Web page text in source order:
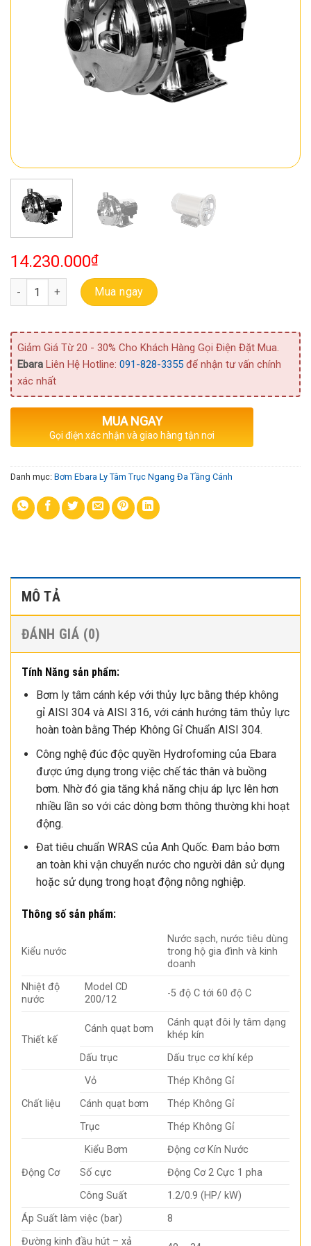
14.230.000₫
Bơm Ebara Ly Tâm Inox Trục Ngang CD 200/12 số lượng
Mua ngay
Giảm Giá Từ 20 - 30% Cho Khách Hàng Gọi Điện Đặt Mua.
Ebara Liên Hệ Hotline: 091-828-3355 để nhận tư vấn chính
xác nhất
MUA NGAY
Gọi điện xác nhận và giao hàng tận nơi
Danh mục: Bơm Ebara Ly Tâm Trục Ngang Đa Tầng Cánh
MÔ TẢ
ĐÁNH GIÁ (0)
Tính Năng sản phẩm:
Bơm ly tâm cánh kép với thủy lực bằng thép không
gỉ AISI 304 và AISI 316, với cánh hướng tâm thủy lực
hoàn toàn bằng Thép Không Gỉ Chuẩn AISI 304.
Công nghệ đúc độc quyền Hydrofoming của Ebara
được ứng dụng trong việc chế tác thân và buồng
bơm. Nhờ đó gia tăng khả năng chịu áp lực lên hơn
nhiều lần so với các dòng bơm thông thường khi hoạt
động.
Đat tiêu chuẩn WRAS của Anh Quốc. Đam bảo bơm
an toàn khi vận chuyển nước cho người dân sử dụng
hoặc sử dụng trong hoạt động nông nghiệp.
Thông số sản phẩm:
Kiểu nước
Nước sạch, nước tiêu dùng
trong hộ gia đình và kinh
doanh
Nhiệt độ
nước
Model CD
200/12
-5 độ C tới 60 độ C
Thiết kế
Cánh quạt bơm
Cánh quạt đôi ly tâm dạng
khép kín
Dấu trục
Dấu trục cơ khí kép
Chất liệu
Vỏ
Thép Không Gỉ
Cánh quạt bơm
Thép Không Gỉ
Trục
Thép Không Gỉ
Động Cơ
Kiểu Bơm
Động cơ Kín Nước
Số cực
Động Cơ 2 Cực 1 pha
Công Suất
1.2/0.9 (HP/ kW)
Áp Suất làm việc (bar)
8
Đường kinh đầu hút – xả